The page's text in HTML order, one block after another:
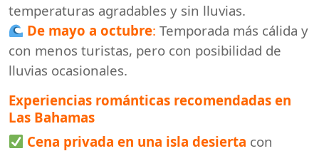
temperaturas agradables y sin lluvias.
De mayo a octubre: Temporada más cálida y
con menos turistas, pero con posibilidad de
lluvias ocasionales.
Experiencias románticas recomendadas en
Las Bahamas
Cena privada en una isla desierta con